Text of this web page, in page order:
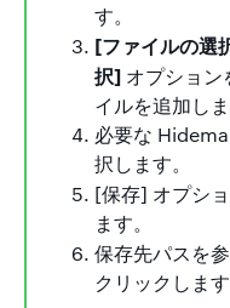
す。
[ファイルの選
択] オプション
イルを追加しま
必要な
択します。
[保存] オプシ
ます。
保存先パスを参
クリックします